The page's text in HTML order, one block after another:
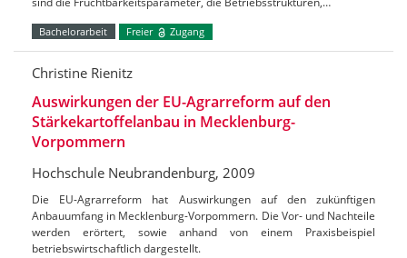
Bachelorarbeit Freier Zugang
Christine Rienitz
Auswirkungen der EU-Agrarreform auf den
Stärkekartoffelanbau in Mecklenburg-
Vorpommern
Hochschule Neubrandenburg, 2009
Die EU-Agrarreform hat Auswirkungen auf den zukünftigen
Anbauumfang in Mecklenburg-Vorpommern. Die Vor- und Nachteile
werden erörtert, sowie anhand von einem Praxisbeispiel
betriebswirtschaftlich dargestellt.